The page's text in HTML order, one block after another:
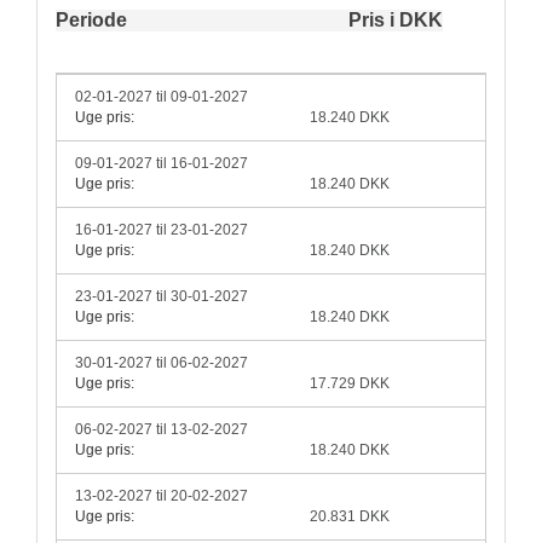
Periode Pris i DKK
02-01-2027 til 09-01-2027
Uge pris:
18.240 DKK
09-01-2027 til 16-01-2027
Uge pris:
18.240 DKK
16-01-2027 til 23-01-2027
Uge pris:
18.240 DKK
23-01-2027 til 30-01-2027
Uge pris:
18.240 DKK
30-01-2027 til 06-02-2027
Uge pris:
17.729 DKK
06-02-2027 til 13-02-2027
Uge pris:
18.240 DKK
13-02-2027 til 20-02-2027
Uge pris:
20.831 DKK